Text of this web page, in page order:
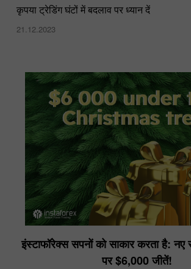
कृपया ट्रेडिंग घंटों में बदलाव पर ध्यान दें
21.12.2023
इंस्टाफॉरेक्स सपनों को साकार करता है: नए
पर $6,000 जीतें!